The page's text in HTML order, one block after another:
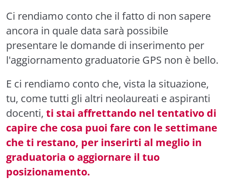
Ci rendiamo conto che il fatto di non sapere
ancora in quale data sarà possibile
presentare le domande di inserimento per
l'aggiornamento graduatorie GPS non è bello.
E ci rendiamo conto che, vista la situazione,
tu, come tutti gli altri neolaureati e aspiranti
docenti, ti stai affrettando nel tentativo di
capire che cosa puoi fare con le settimane
che ti restano, per inserirti al meglio in
graduatoria o aggiornare il tuo
posizionamento.